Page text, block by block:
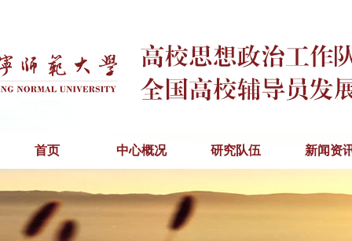
首页 中心概况 研究队伍 新闻资